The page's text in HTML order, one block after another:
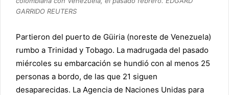
GARRIDO REUTERS
Partieron del puerto de Güiria (noreste de Venezuela)
rumbo a Trinidad y Tobago. La madrugada del pasado
miércoles su embarcación se hundió con al menos 25
personas a bordo, de las que 21 siguen
desaparecidas. La Agencia de Naciones Unidas para